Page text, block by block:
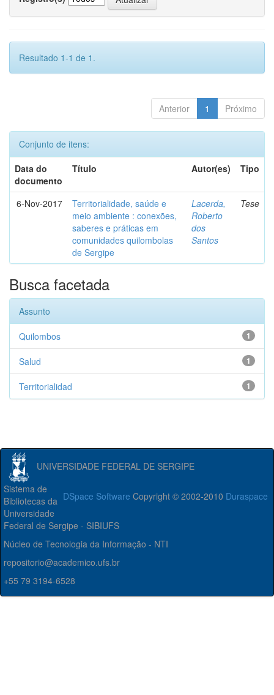
Resultado 1-1 de 1.
Anterior 1 Próximo
Conjunto de itens:
Data do
documento
Título Autor(es) Tipo
6-Nov-2017
Territorialidade, saúde e
meio ambiente : conexões,
saberes e práticas em
comunidades quilombolas
de Sergipe
Lacerda,
Roberto
dos
Santos
Tese
Busca facetada
Assunto
1
Quilombos
1
Salud
1
Territorialidad
UNIVERSIDADE FEDERAL DE SERGIPE
DSpace Software Copyright © 2002-2010 Duraspace
Sistema de
Bibliotecas da
Universidade
Federal de Sergipe - SIBIUFS
Núcleo de Tecnologia da Informação - NTI
repositorio@academico.ufs.br
+55 79 3194-6528